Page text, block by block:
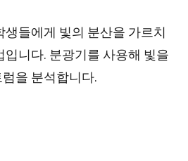
생들에게 빛의 분산을 가르치
입니다. 분광기를 사용해 빛을
을 분석합니다.